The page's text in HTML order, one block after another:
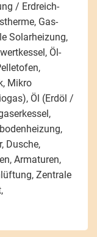
/ Erdreich-
Gas-
Solarheizung,
Öl-
Mikro
Öl (Erdöl /
Dusche,
Armaturen,
Zentrale